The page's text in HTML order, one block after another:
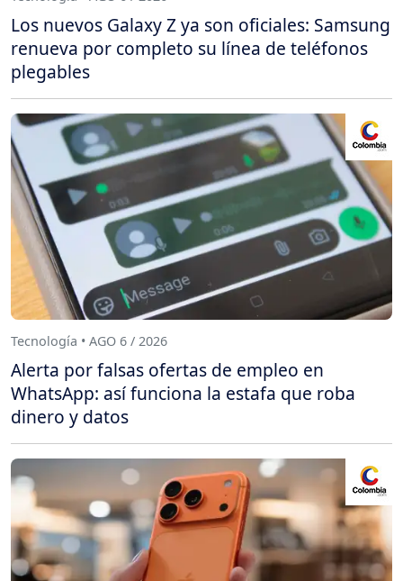
Los nuevos Galaxy Z ya son oficiales: Samsung
renueva por completo su línea de teléfonos
plegables
Tecnología • AGO 6 / 2026
Alerta por falsas ofertas de empleo en
WhatsApp: así funciona la estafa que roba
dinero y datos